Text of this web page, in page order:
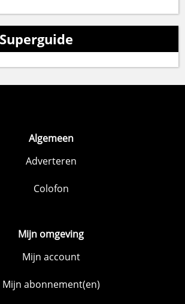
Algemeen
Adverteren
Colofon
Mijn omgeving
Mijn account
Mijn abonnement(en)